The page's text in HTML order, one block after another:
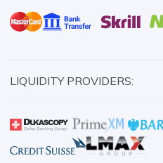
LIQUIDITY PROVIDERS: